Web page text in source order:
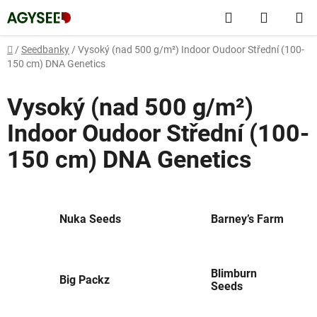
na
obsah
Hledat
KOŠÍK
Domů
/ Seedbanky / Vysoký (nad 500 g/m²) Indoor Oudoor Střední (100-
150 cm) DNA Genetics
Vysoký (nad 500 g/m²)
Indoor Oudoor Střední (100-
150 cm) DNA Genetics
Nuka Seeds Barney’s Farm
Big Packz
Blimburn
Seeds